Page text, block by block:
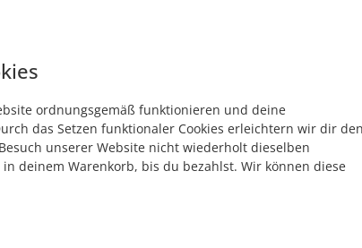
ordnungsgemäß funktionieren und deine
das Setzen funktionaler Cookies erleichtern wir dir
unserer Website nicht wiederholt dieselben
deinem Warenkorb, bis du bezahlst. Wir können diese